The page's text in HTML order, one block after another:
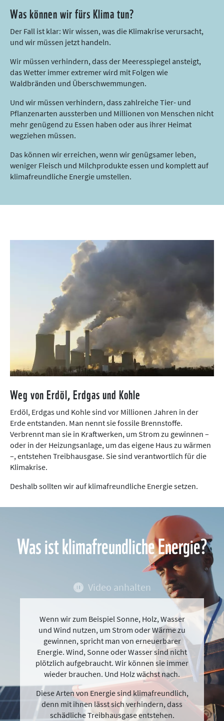
Was können wir fürs Klima tun?
Der Fall ist klar: Wir wissen, was die Klimakrise verursacht,
und wir müssen jetzt handeln.
Wir müssen verhindern, dass der Meeresspiegel ansteigt,
das Wetter immer extremer wird mit Folgen wie
Waldbränden und Überschwemmungen.
Und wir müssen verhindern, dass zahlreiche Tier- und
Pflanzenarten aussterben und Millionen von Menschen nicht
mehr genügend zu Essen haben oder aus ihrer Heimat
wegziehen müssen.
Das können wir erreichen, wenn wir genügsamer leben,
weniger Fleisch und Milchprodukte essen und komplett auf
klimafreundliche Energie umstellen.
Weg von Erdöl, Erdgas und Kohle
Erdöl, Erdgas und Kohle sind vor Millionen Jahren in der
Erde entstanden. Man nennt sie fossile Brennstoffe.
Verbrennt man sie in Kraftwerken, um Strom zu gewinnen –
oder in der Heizungsanlage, um das eigene Haus zu wärmen
–, entstehen Treibhausgase. Sie sind verantwortlich für die
Klimakrise.
Deshalb sollten wir auf klimafreundliche Energie setzen.
Was ist klimafreundliche Energie?
Video anhalten
Wenn wir zum Beispiel Sonne, Holz, Wasser
und Wind nutzen, um Strom oder Wärme zu
gewinnen, spricht man von erneuerbarer
Energie. Wind, Sonne oder Wasser sind nicht
plötzlich aufgebraucht. Wir können sie immer
wieder brauchen. Und Holz wächst nach.
Diese Arten von Energie sind klimafreundlich,
denn mit ihnen lässt sich verhindern, dass
schädliche Treibhausgase entstehen.